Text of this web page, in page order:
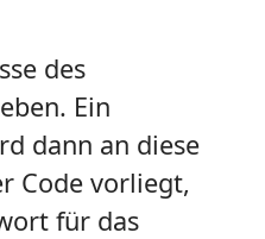
des
Ein
dann an diese
Code vorliegt,
für das